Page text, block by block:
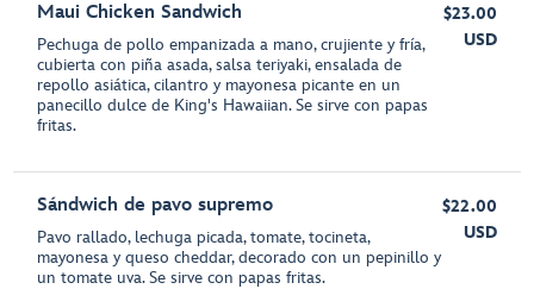
Maui Chicken Sandwich
Pechuga de pollo empanizada a mano, crujiente y fría,
cubierta con piña asada, salsa teriyaki, ensalada de
repollo asiática, cilantro y mayonesa picante en un
panecillo dulce de King's Hawaiian. Se sirve con papas
fritas.
$23.00
USD
Sándwich de pavo supremo
Pavo rallado, lechuga picada, tomate, tocineta,
mayonesa y queso cheddar, decorado con un pepinillo y
un tomate uva. Se sirve con papas fritas.
$22.00
USD